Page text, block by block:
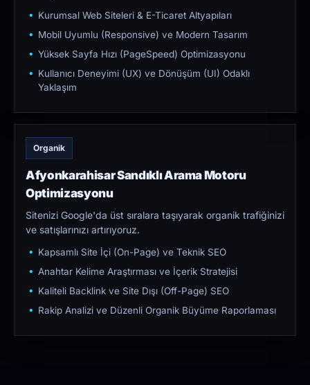
Kurumsal Web Siteleri & E-Ticaret Altyapıları
Mobil Uyumlu (Responsive) ve Modern Tasarım
Yüksek Sayfa Hızı (PageSpeed) Optimizasyonu
Kullanıcı Deneyimi (UX) ve Dönüşüm (UI) Odaklı
Yaklaşım
Organik
Afyonkarahisar Sandıklı Arama Motoru
Optimizasyonu
Sitenizi Google'da üst sıralara taşıyarak organik trafiğinizi
ve satışlarınızı artırıyoruz.
Kapsamlı Site İçi (On-Page) ve Teknik SEO
Anahtar Kelime Araştırması ve İçerik Stratejisi
Kaliteli Backlink ve Site Dışı (Off-Page) SEO
Rakip Analizi ve Düzenli Organik Büyüme Raporlaması